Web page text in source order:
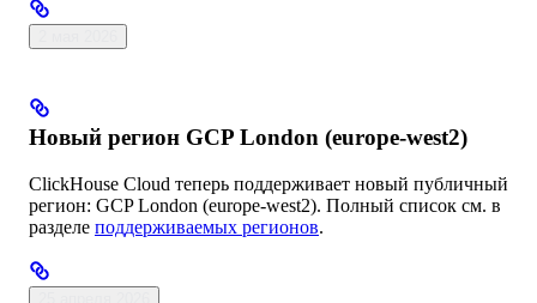
Новый регион GCP London (europe-west2)
ClickHouse Cloud теперь поддерживает новый публичный
регион: GCP London (europe-west2). Полный список см. в
разделе поддерживаемых регионов.